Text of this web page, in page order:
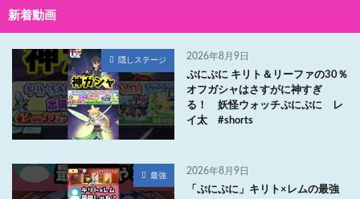
新着動画
隠しステージ 2026年8月9日
ぷにぷに キリト＆リーファの30％
オフガシャはさすがに神すぎ
る！ 妖怪ウォッチぷにぷに レ
イ太 #shorts
最強 2026年8月9日
「ぷにぷに」キリト×レムの最強